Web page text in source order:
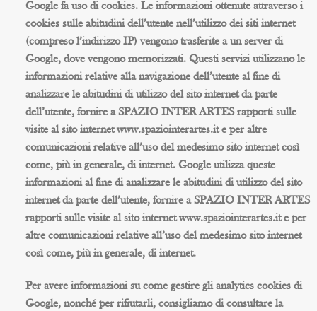
Google fa uso di cookies. Le informazioni ottenute attraverso i
cookies sulle abitudini dell’utente nell’utilizzo dei siti internet
(compreso l’indirizzo IP) vengono trasferite a un server di
Google, dove vengono memorizzati. Questi servizi utilizzano le
informazioni relative alla navigazione dell’utente al fine di
analizzare le abitudini di utilizzo del sito internet da parte
dell’utente, fornire a SPAZIO INTER ARTES rapporti sulle
visite al sito internet www.spaziointerartes.it e per altre
comunicazioni relative all’uso del medesimo sito internet così
come, più in generale, di internet. Google utilizza queste
informazioni al fine di analizzare le abitudini di utilizzo del sito
internet da parte dell’utente, fornire a SPAZIO INTER ARTES
rapporti sulle visite al sito internet www.spaziointerartes.it e per
altre comunicazioni relative all’uso del medesimo sito internet
così come, più in generale, di internet.
Per avere informazioni su come gestire gli analytics cookies di
Google, nonché per rifiutarli, consigliamo di consultare la